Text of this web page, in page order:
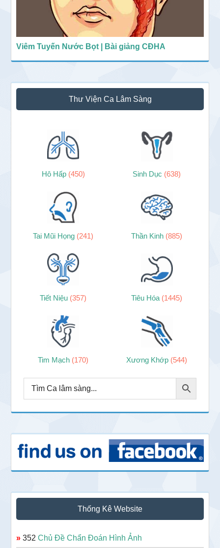
Viêm Tuyến Nước Bọt | Bài giảng CĐHA
Thư Viện Ca Lâm Sàng
Hô Hấp (450) Sinh Dục (638)
Tai Mũi Họng (241) Thần Kinh (885)
Tiết Niệu (357) Tiêu Hóa (1445)
Tim Mạch (170) Xương Khớp (544)
Thống Kê Website
» 352Chủ Đề Chẩn Đoán Hình Ảnh